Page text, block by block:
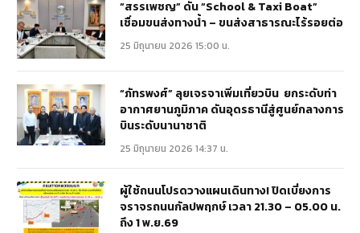
“สรรเพชญ” ดัน “School & Taxi Boat”
เชื่อมขนส่งทางน้ำ – ขนส่งสาธารณะไร้รอยต่อ
25 มิถุนายน 2026 15:00 น.
“ภัทรพงศ์” ลุยเจรจาเพิ่มเที่ยวบิน ยกระดับท่า
อากาศยานภูมิภาค ดันอุดรธานีสู่ศูนย์กลางการ
บินระดับนานาชาติ
25 มิถุนายน 2026 14:37 น.
ผู้ใช้ถนนโปรดวางแผนเดินทาง! ปิดเบี่ยงการ
จราจรถนนกัลปพฤกษ์ เวลา 21.30 – 05.00 น.
ถึง 1 พ.ย.69